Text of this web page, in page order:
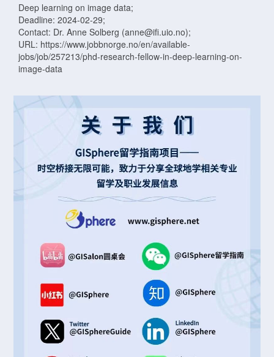
Deep learning on image data;
Deadline: 2024-02-29;
Contact: Dr. Anne Solberg (anne@ifi.uio.no);
URL: https://www.jobbnorge.no/en/available-
jobs/job/257213/phd-research-fellow-in-deep-learning-on-
image-data